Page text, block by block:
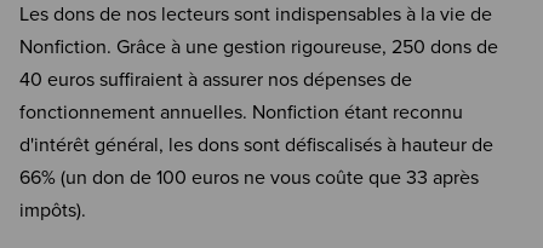
Les dons de nos lecteurs sont indispensables à la vie de
Nonfiction. Grâce à une gestion rigoureuse, 250 dons de
40 euros suffiraient à assurer nos dépenses de
fonctionnement annuelles. Nonfiction étant reconnu
d'intérêt général, les dons sont défiscalisés à hauteur de
66% (un don de 100 euros ne vous coûte que 33 après
impôts).